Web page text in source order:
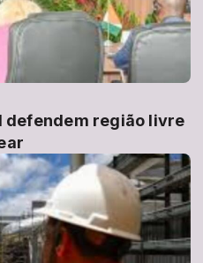
defendem região livre